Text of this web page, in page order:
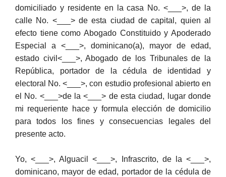
domiciliado y residente en la casa No. <___>, de la
calle No. <___> de esta ciudad de capital, quien al
efecto tiene como Abogado Constituido y Apoderado
Especial a <___>, dominicano(a), mayor de edad,
estado civil<___>, Abogado de los Tribunales de la
República, portador de la cédula de identidad y
electoral No. <___>, con estudio profesional abierto en
el No. <___>de la <___> de esta ciudad, lugar donde
mi requeriente hace y formula elección de domicilio
para todos los fines y consecuencias legales del
presente acto.
Yo, <___>, Alguacil <___>, Infrascrito, de la <___>,
dominicano, mayor de edad, portador de la cédula de